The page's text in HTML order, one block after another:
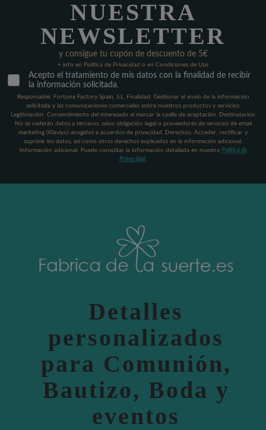
NUESTRA
NEWSLETTER
y consigue tu cupón de descuento de 5€
+ info en Política de Privacidad o en Condiciones de Uso
Acepto el tratamiento de mis datos con la finalidad de recibir
la información solicitada.
Responsable: Fortune Factory Spain, S.L. Finalidad: Gestionar el envío de la información
solicitada y las comunicaciones comerciales sobre nuestros productos y servicios.
Legitimación: Consentimiento del interesado al marcar la casilla de aceptación. Destinatarios:
No se cederán datos a terceros, salvo obligación legal o proveedores de servicios de email
marketing (Klaviyo) acogidos a acuerdos de privacidad. Derechos: Acceder, rectificar y
suprimir los datos, así como otros derechos explicados en la información adicional.
Información adicional: Puede consultar la información detallada en nuestra Política de
Privacidad
Detalles
personalizados
para Comunión,
Bautizo, Boda y
eventos